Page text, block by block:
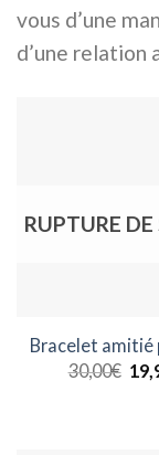
vous d’une
d’une relation
RUPTURE
Bracelet amitié
30,00€ Le
prix